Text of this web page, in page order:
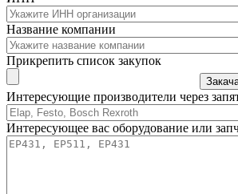
Название компании
Прикрепить список закупок
Интересующие производители через
Интересующее вас оборудование или